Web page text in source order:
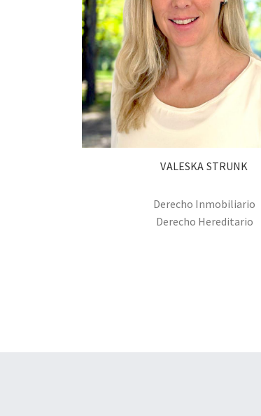
VALESKA STRUNK
Derecho Inmobiliario
Derecho Hereditario